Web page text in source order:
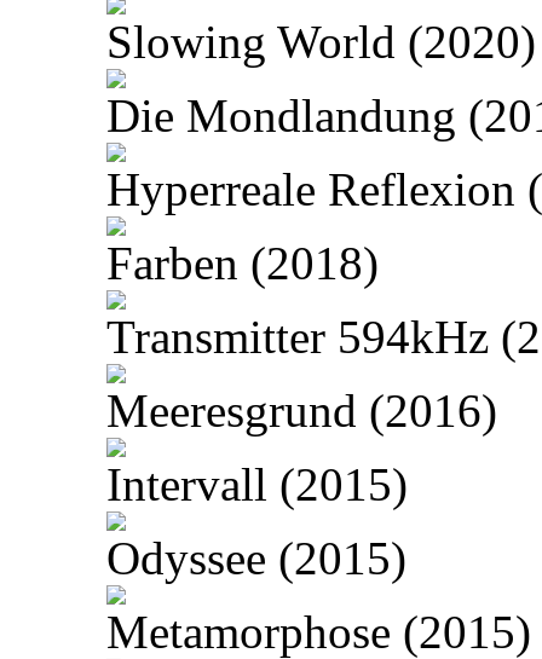
Slowing World (2020)
Die Mondlandung
Hyperreale Reflexion
Farben (2018)
Transmitter 594kHz
Meeresgrund (2016)
Intervall (2015)
Odyssee (2015)
Metamorphose (2015)